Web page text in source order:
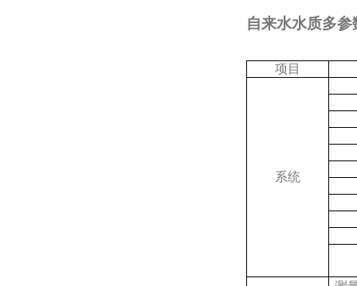
自来水水质多
项目
系统